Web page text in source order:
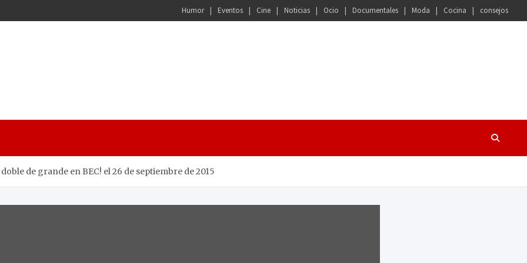
Humor Eventos Cine Noticias Ocio Documentales Moda Cocina consejos
de grande en BEC! el 26 de septiembre de 2015